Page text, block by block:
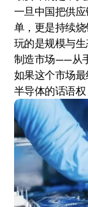
一旦中国把供
单，更是持续
玩的是规模与
制造市场——从
如果这个市场
半导体的话语权